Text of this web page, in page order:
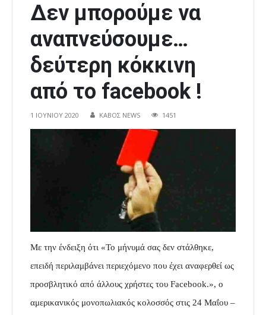
Δεν μπορούμε να
αναπνεύσουμε…
δεύτερη κόκκινη
από το facebook !
1 ΙΟΥΝΊΟΥ 2020 ΚΑΒΟΣ NEWS 1451
Με την ένδειξη ότι «Το μήνυμά σας δεν στάλθηκε,
επειδή περιλαμβάνει περιεχόμενο που έχει αναφερθεί ως
προσβλητικό από άλλους χρήστες του Facebook.», ο
αμερικανικός μονοπωλιακός κολοσσός στις 24 Μαΐου –